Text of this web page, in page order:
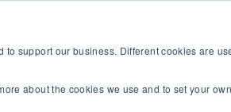
support our business. Different cookies are
about the cookies we use and to set your
Discover